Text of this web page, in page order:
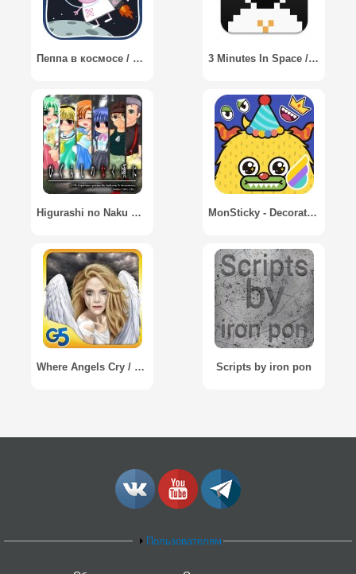
Пеппа в космосе / Peppa Space game 3 Minutes In Space / 3 Минуты в Космосе
Higurashi no Naku Koro ni / Когда плачут Цикады MonSticky - Decorate Monsters
Where Angels Cry / Когда ангелы плачут Scripts by iron pon
Пользователям